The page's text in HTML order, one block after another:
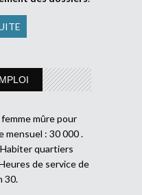
mûre pour
mensuel : 30 000 .
quartiers
de service de
30.